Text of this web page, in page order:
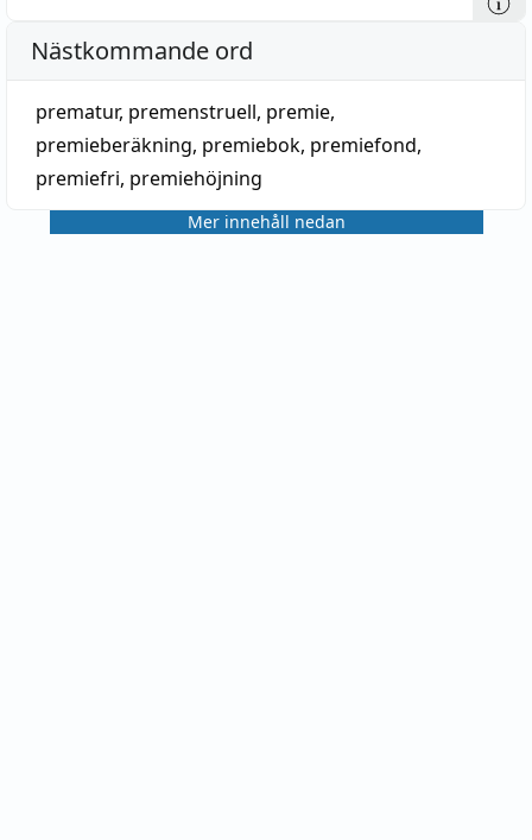
Nästkommande ord
prematur, premenstruell, premie,
premieberäkning, premiebok, premiefond,
premiefri, premiehöjning
Mer innehåll nedan